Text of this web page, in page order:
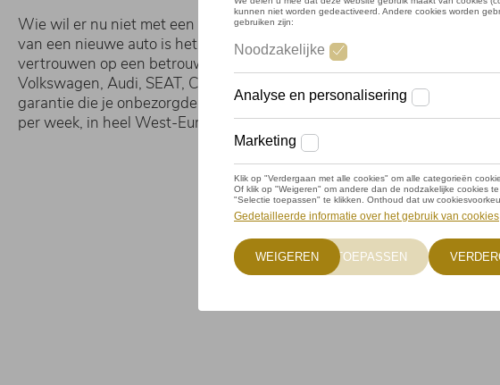
Wie wil er nu niet met een gerust hart de weg op? Bij de aanschaf
van een nieuwe auto is het prettig om te weten dat je kunt
vertrouwen op een betrouwbare mobiliteitsgarantie. Bij de merken
Volkswagen, Audi, SEAT, CUPRA en ŠKODA kun je rekenen op zo'n
garantie die je onbezorgde mobiliteit biedt, 24 uur per dag, 7 dagen
per week, in heel West-Europa.